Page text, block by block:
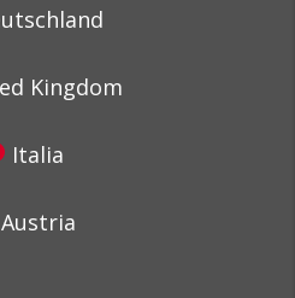
Kingdom
Italia
Austria